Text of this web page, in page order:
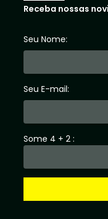
Receba nossas
Seu Nome:
Seu E-mail:
Some 4 + 2 :